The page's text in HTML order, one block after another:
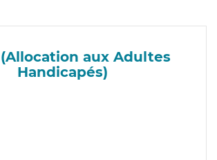
(Allocation aux Adultes
Handicapés)